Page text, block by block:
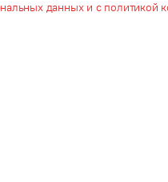
данных и с политикой